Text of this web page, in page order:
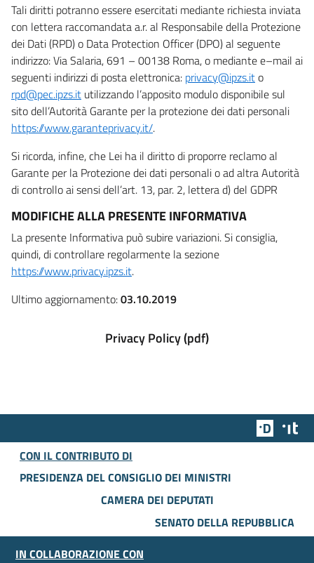
Tali diritti potranno essere esercitati mediante richiesta inviata
con lettera raccomandata a.r. al Responsabile della Protezione
dei Dati (RPD) o Data Protection Officer (DPO) al seguente
indirizzo: Via Salaria, 691 – 00138 Roma, o mediante e–mail ai
seguenti indirizzi di posta elettronica: privacy@ipzs.ito
rpd@pec.ipzs.it utilizzando l’apposito modulo disponibile sul
sito dell’Autorità Garante per la protezione dei dati personali
https://www.garanteprivacy.it/.
Si ricorda, infine, che Lei ha il diritto di proporre reclamo al
Garante per la Protezione dei dati personali o ad altra Autorità
di controllo ai sensi dell’art. 13, par. 2, lettera d) del GDPR
MODIFICHE ALLA PRESENTE INFORMATIVA
La presente Informativa può subire variazioni. Si consiglia,
quindi, di controllare regolarmente la sezione
https://www.privacy.ipzs.it.
Ultimo aggiornamento:03.10.2019
Privacy Policy (pdf)
Team
CON IL CONTRIBUTO DI
PRESIDENZA DEL CONSIGLIO DEI MINISTRI
CAMERA DEI DEPUTATI
SENATO DELLA REPUBBLICA
IN COLLABORAZIONE CON